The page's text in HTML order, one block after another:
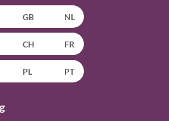
GB NL
CH FR
PL PT